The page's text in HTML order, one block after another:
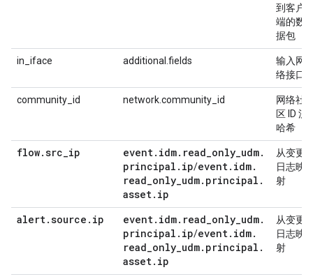
到客户
端的数
据包
in_iface additional.fields
输入网
络接口
community_id network.community_id
网络社
区 ID 流
哈希
flow.src_ip event. idm. read_only_udm.
principal . ip/event. idm.
read_only_udm. principal .
asset. ip
从变更
日志映
射
alert.source . ip event. idm. read_only_udm.
principal . ip/event. idm.
read_only_udm. principal .
asset. ip
从变更
日志映
射